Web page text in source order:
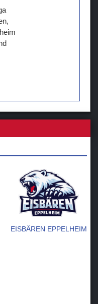
EISBÄREN EPPELHEIM